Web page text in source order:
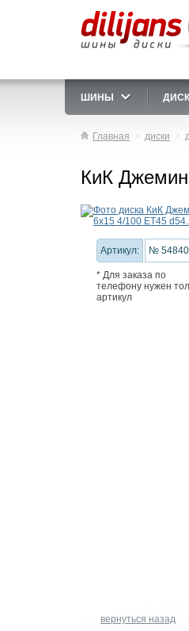
ШИНЫ
Главная диски
КиК
Артикул: №
* Для заказа по
телефону нужен
артикул
вернуться назад